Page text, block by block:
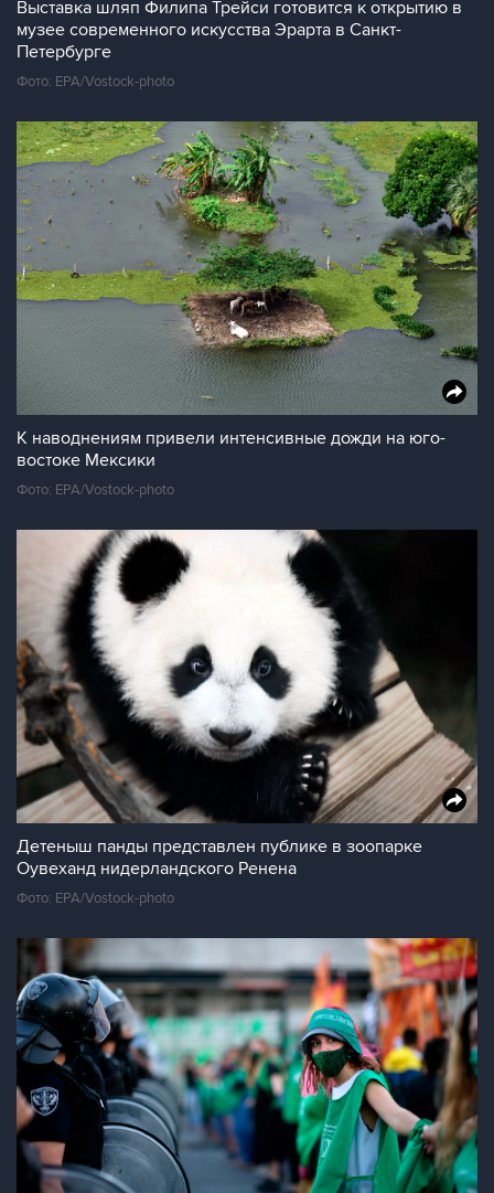
Выставка шляп Филипа Трейси готовится к открытию в
музее современного искусства Эрарта в Санкт-
Петербурге
Фото: EPA/Vostock-photo
К наводнениям привели интенсивные дожди на юго-
востоке Мексики
Фото: EPA/Vostock-photo
Детеныш панды представлен публике в зоопарке
Оувеханд нидерландского Ренена
Фото: EPA/Vostock-photo